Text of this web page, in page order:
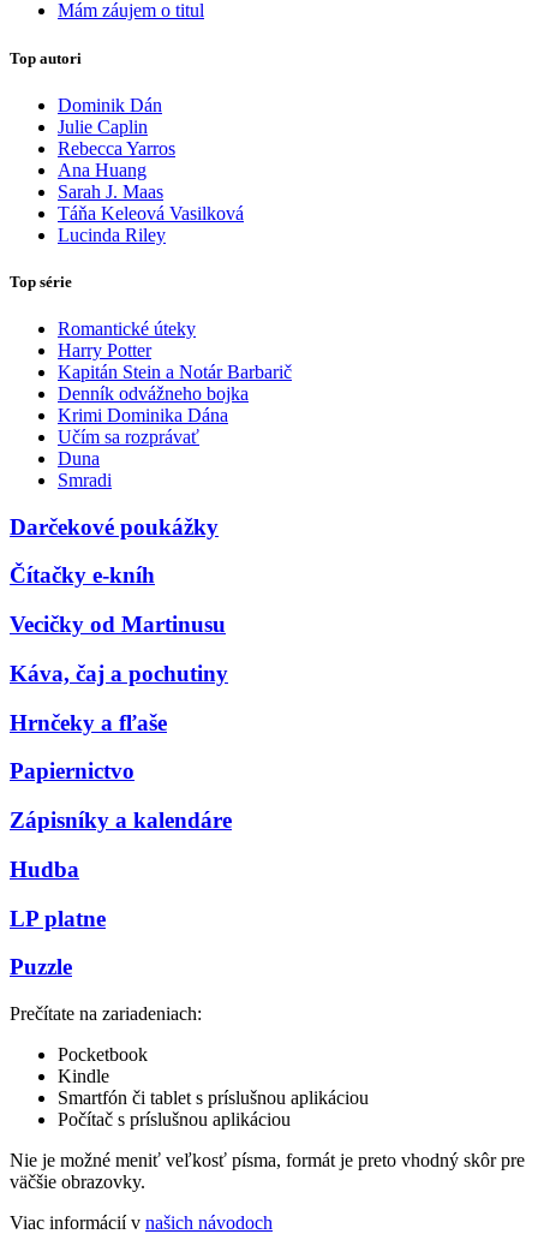
Mám záujem o titul
Top autori
Dominik Dán
Julie Caplin
Rebecca Yarros
Ana Huang
Sarah J. Maas
Táňa Keleová Vasilková
Lucinda Riley
Top série
Romantické úteky
Harry Potter
Kapitán Stein a Notár Barbarič
Denník odvážneho bojka
Krimi Dominika Dána
Učím sa rozprávať
Duna
Smradi
Darčekové poukážky
Čítačky e-kníh
Vecičky od Martinusu
Káva, čaj a pochutiny
Hrnčeky a fľaše
Papiernictvo
Zápisníky a kalendáre
Hudba
LP platne
Puzzle
Prečítate na zariadeniach:
Pocketbook
Kindle
Smartfón či tablet s príslušnou aplikáciou
Počítač s príslušnou aplikáciou
Nie je možné meniť veľkosť písma, formát je preto vhodný skôr pre
väčšie obrazovky.
Viac informácií v našich návodoch